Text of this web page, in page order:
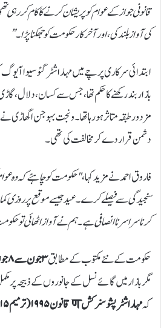
قانونی جواز کے عوام کو پریشان کرنے کا کام کر
کی آواز بلند کی، اور آخرکار حکومت کو جھکنا پڑا۔”
ابتدائی سرکاری پرچے میں مہاراشٹر گئو سیوا
بازار بند رکھنے کا حکم تھا، جس سے کسان، دلال،
مزدور طبقہ متاثر ہو رہا تھا۔ ونجت بہوجن
دشمن قرار دے کر مخالفت کی تھی۔
فاروق احمد نے مزید کہا،"حکومت کو چاہئے کہ وہ
سنجیدگی سے فیصلے کرے۔ عید جیسے موقع پر روزی
کرنا سراسر ناانصافی ہے۔ ہم نے آواز اٹھائی تو
حکومت کے نئے مکتوب کے مطابق۳ جون سے ۸ جون تک مویشی بازار لگ سکتے ہیں،
مگر بازار میں گائے نسل کے جانوروں کے ذبیحہ پر
کہمہاراشٹر پشو سنرکشण قانون ۱۹۹۵ (ترمیم ۲۰۱۵)